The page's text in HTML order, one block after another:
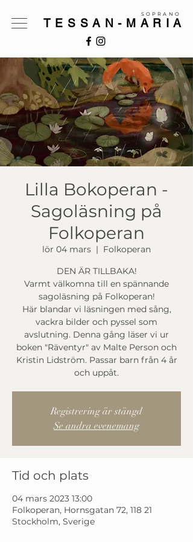
SOPRANO
TESSAN-MARIA
Lilla Bokoperan -
Sagoläsning på
Folkoperan
lör 04 mars
  |
Folkoperan
DEN ÄR TILLBAKA!
Varmt välkomna till en spännande
sagoläsning på Folkoperan!
Här blandar vi läsningen med sång,
vackra bilder och pyssel som
avslutning. Denna gång läser vi ur
boken "Räventyr" av Malte Person och
Kristin Lidström. Passar barn från 4 år
Registrering är stängd
Se andra evenemang
Tid och plats
04 mars 2023 13:00
Folkoperan, Hornsgatan 72, 118 21
Stockholm, Sverige